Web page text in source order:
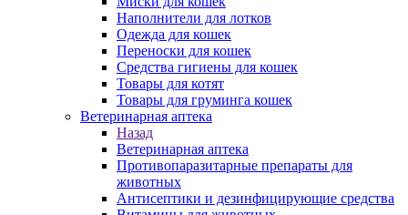
Наполнители для лотков
Одежда для кошек
Переноски для кошек
Средства гигиены для кошек
Товары для котят
Товары для груминга кошек
Ветеринарная аптека
Назад
Ветеринарная аптека
Противопаразитарные препараты для
животных
Антисептики и дезинфицирующие средства